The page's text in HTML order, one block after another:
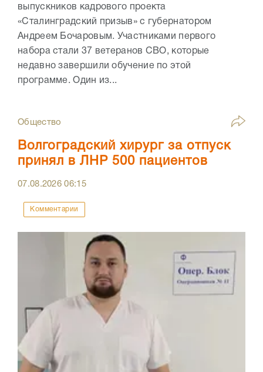
выпускников кадрового проекта
«Сталинградский призыв» с губернатором
Андреем Бочаровым. Участниками первого
набора стали 37 ветеранов СВО, которые
недавно завершили обучение по этой
программе. Один из...
Общество
Волгоградский хирург за отпуск
принял в ЛНР 500 пациентов
07.08.202606:15
Комментарии